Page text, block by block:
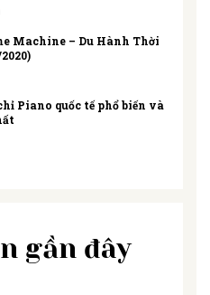
Machine – Du Hành Thời
Piano quốc tế phổ biến và
gần đây